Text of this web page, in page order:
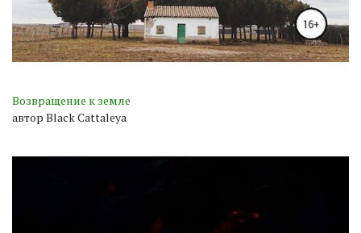
Возвращение к земле
автор Black Cattaleya